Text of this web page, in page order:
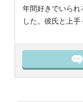
年間好きでいられ
した。彼氏と上手